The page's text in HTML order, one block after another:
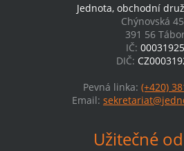
Jednota, obchodní
Chýnovská
391 56
IČ: 00031925
DIČ:
Pevná linka: (+420)
Email:
Užitečné